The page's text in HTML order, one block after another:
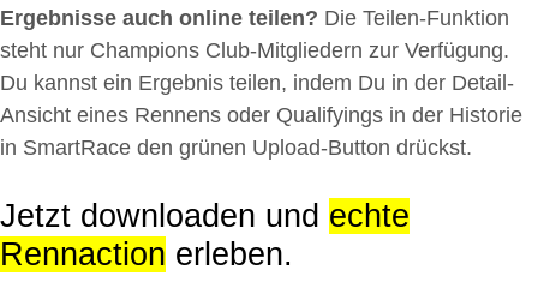
Ergebnisse auch online teilen? Die Teilen-Funktion
steht nur Champions Club-Mitgliedern zur Verfügung.
Du kannst ein Ergebnis teilen, indem Du in der Detail-
Ansicht eines Rennens oder Qualifyings in der Historie
in SmartRace den grünen Upload-Button drückst.
Jetzt downloaden und echte
Rennaction erleben.